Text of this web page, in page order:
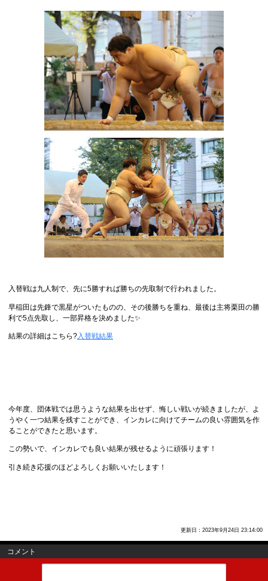
入替戦は九人制で、先に5勝すれば勝ちの先取制で行われました。
早稲田は先鋒で黒星がついたものの、その後勝ちを重ね、最後は主将栗田の勝
利で5点先取し、一部昇格を決めました✨
結果の詳細はこちら?入替戦結果
今年度、団体戦では思うような結果を出せず、悔しい戦いが続きましたが、よ
うやく一つ結果を残すことができ、インカレに向けてチームの良い雰囲気を作
ることができたと思います。
この勢いで、インカレでも良い結果が残せるように頑張ります！
引き続き応援のほどよろしくお願いいたします！
更新日：2023年9月24日 23:14:00
コメント